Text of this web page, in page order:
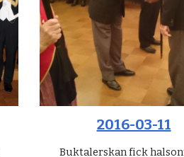
2016-03-11
Buktalerskan fick